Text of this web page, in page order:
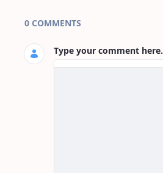
Page Comments
0 COMMENTS
Type your comment here.